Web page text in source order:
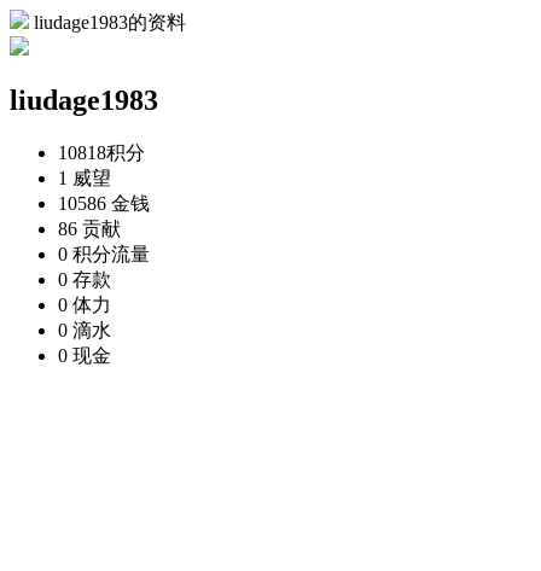
liudage1983的资料
liudage1983
10818积分
1 威望
10586 金钱
86 贡献
0 积分流量
0 存款
0 体力
0 滴水
0 现金